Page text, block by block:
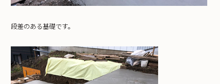
段差のある基礎です。